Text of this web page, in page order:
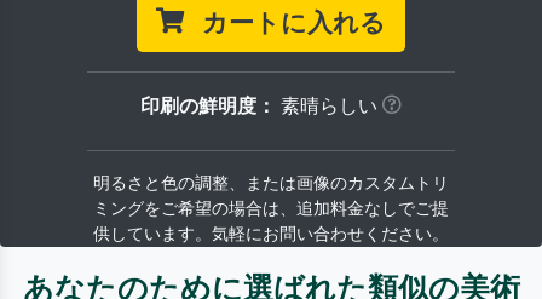
カートに入れる
印刷の鮮明度： 素晴らしい
明るさと色の調整、または画像のカスタムトリ
ミングをご希望の場合は、追加料金なしでご提
供しています。気軽にお問い合わせください。
あなたのために選ばれた類似の美術